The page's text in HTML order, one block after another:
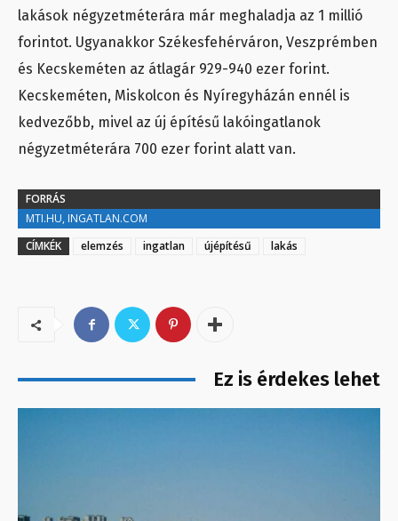
lakások négyzetméterára már meghaladja az 1 millió
forintot. Ugyanakkor Székesfehérváron, Veszprémben
és Kecskeméten az átlagár 929-940 ezer forint.
Kecskeméten, Miskolcon és Nyíregyházán ennél is
kedvezőbb, mivel az új építésű lakóingatlanok
négyzetméterára 700 ezer forint alatt van.
FORRÁS
MTI.HU, INGATLAN.COM
CÍMKÉK
elemzés ingatlan újépítésű lakás
Ez is érdekes lehet